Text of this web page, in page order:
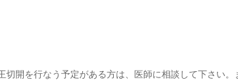
開を行なう予定がある方は、医師に相談して下さい